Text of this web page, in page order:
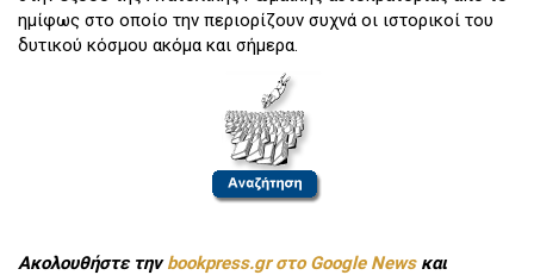
ημίφως στο οποίο την περιορίζουν συχνά οι ιστορικοί του
δυτικού κόσμου ακόμα και σήμερα.
Ακολουθήστε τηνbookpress.gr στο Google Newsκαι